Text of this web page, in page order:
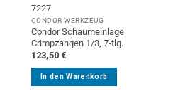
7227
CONDOR WERKZEUG
Condor Schaumeinlage
Crimpzangen 1/3, 7-tlg.
123,50 €
In den Warenkorb